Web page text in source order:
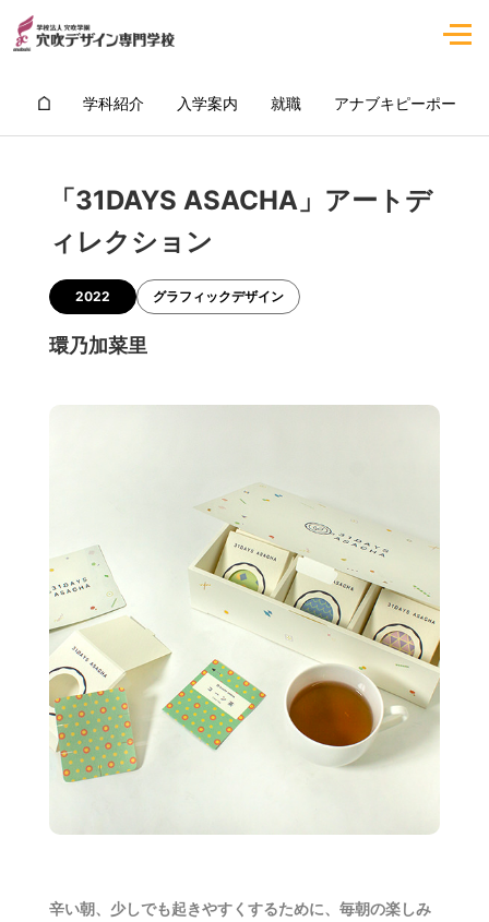
学科紹介 入学案内 就職 アナブキピーポー
「31DAYS ASACHA」アートデ
ィレクション
2022 グラフィックデザイン
環乃加菜里
辛い朝、少しでも起きやすくするために、毎朝の楽しみ